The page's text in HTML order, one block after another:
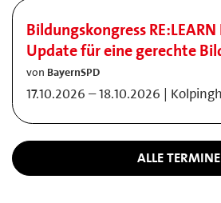
Bildungskongress
Update für eine gerechte
von BayernSPD
17.10.2026 – 18.10.2026 |
ALLE TERMINE